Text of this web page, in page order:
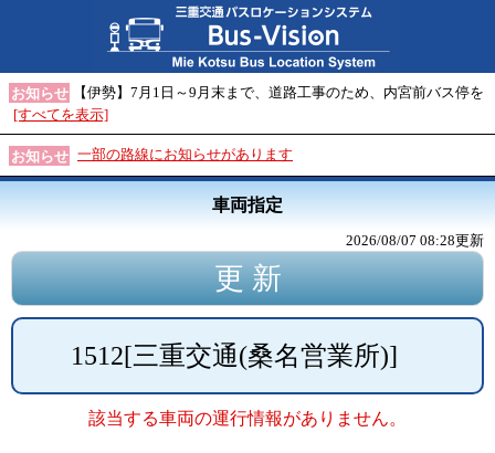
お知らせ
【伊勢】7月1日～9月末まで、道路工事のため、内宮前バス停を
[すべてを表示]
お知らせ 一部の路線にお知らせがあります
車両指定
2026/08/07 08:28更新
1512[三重交通(桑名営業所)]
該当する車両の運行情報がありません。